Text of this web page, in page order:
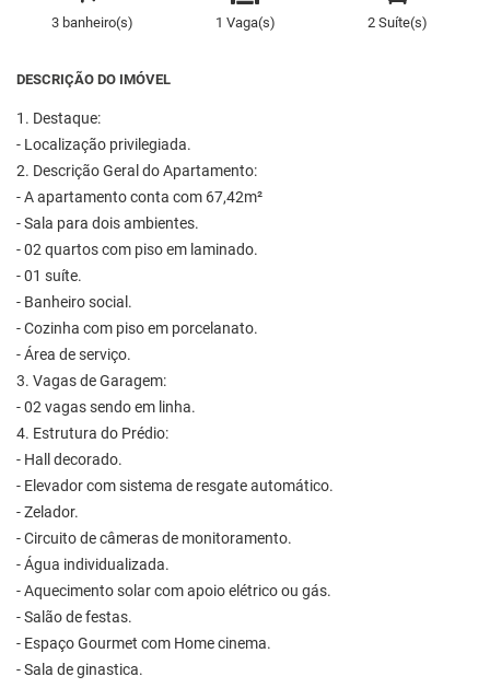
3 banheiro(s) 1 Vaga(s) 2 Suíte(s)
DESCRIÇÃO DO IMÓVEL
1. Destaque:
- Localização privilegiada.
2. Descrição Geral do Apartamento:
- A apartamento conta com 67,42m²
- Sala para dois ambientes.
- 02 quartos com piso em laminado.
- 01 suíte.
- Banheiro social.
- Cozinha com piso em porcelanato.
- Área de serviço.
3. Vagas de Garagem:
- 02 vagas sendo em linha.
4. Estrutura do Prédio:
- Hall decorado.
- Elevador com sistema de resgate automático.
- Zelador.
- Circuito de câmeras de monitoramento.
- Água individualizada.
- Aquecimento solar com apoio elétrico ou gás.
- Salão de festas.
- Espaço Gourmet com Home cinema.
- Sala de ginastica.